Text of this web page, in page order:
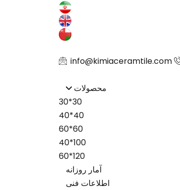
info@kimiaceramtile.com
محصولات
30*30
40*40
60*60
100*40
120*60
آمار روزانه
اطلاعات فنی